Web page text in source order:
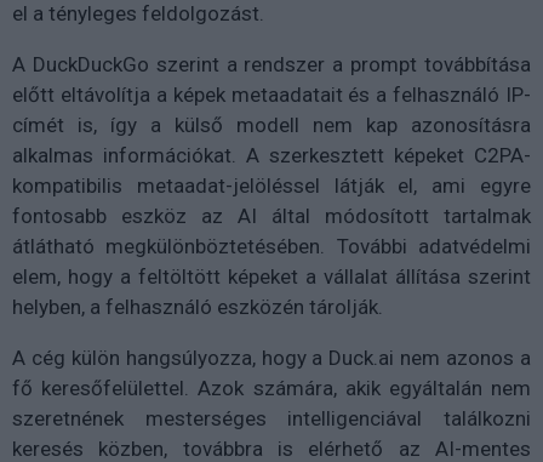
el a tényleges feldolgozást.
A DuckDuckGo szerint a rendszer a prompt továbbítása
előtt eltávolítja a képek metaadatait és a felhasználó IP-
címét is, így a külső modell nem kap azonosításra
alkalmas információkat. A szerkesztett képeket C2PA-
kompatibilis metaadat-jelöléssel látják el, ami egyre
fontosabb eszköz az AI által módosított tartalmak
átlátható megkülönböztetésében. További adatvédelmi
elem, hogy a feltöltött képeket a vállalat állítása szerint
helyben, a felhasználó eszközén tárolják.
A cég külön hangsúlyozza, hogy a Duck.ai nem azonos a
fő keresőfelülettel. Azok számára, akik egyáltalán nem
szeretnének mesterséges intelligenciával találkozni
keresés közben, továbbra is elérhető az AI-mentes